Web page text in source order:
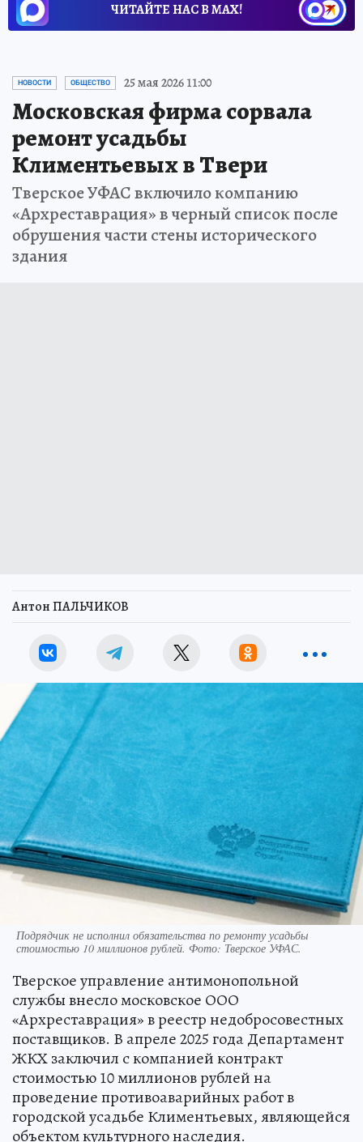
ЧИТАЙТЕ НАС В МАХ!
НОВОСТИ ОБЩЕСТВО 25 мая 2026 11:00
Московская фирма сорвала
ремонт усадьбы
Климентьевых в Твери
Тверское УФАС включило компанию
«Архреставрация» в черный список после
обрушения части стены исторического
здания
Антон ПАЛЬЧИКОВ
Подрядчик не исполнил обязательства по ремонту усадьбы
стоимостью 10 миллионов рублей. Фото: Тверское УФАС.
Тверское управление антимонопольной
службы внесло московское ООО
«Архреставрация» в реестр недобросовестных
поставщиков. В апреле 2025 года Департамент
ЖКХ заключил с компанией контракт
стоимостью 10 миллионов рублей на
проведение противоаварийных работ в
городской усадьбе Климентьевых, являющейся
объектом культурного наследия.